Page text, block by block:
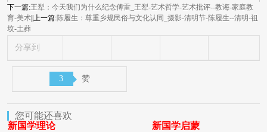
下一篇:王犁：今天我们为什么纪念傅雷_王犁-艺术哲学-艺术批评--教诲-家庭教
育-美术 ||上一篇:陈履生：尊重乡规民俗与文化认同_摄影-清明节-陈履生--清明-祖
坟-土葬
分享到
3 赞
您可能还喜欢
新国学理论
新国学启蒙